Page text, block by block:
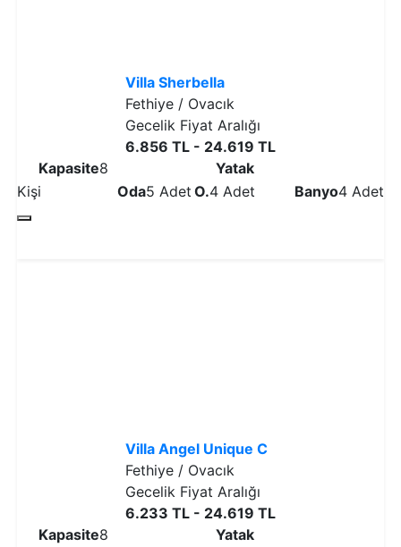
Villa Sherbella
Fethiye / Ovacık
Gecelik Fiyat Aralığı
6.856 TL - 24.619 TL
Kapasite8
Kişi
Oda5 Adet
Yatak
O.4 Adet Banyo4 Adet
Villa Angel Unique C
Fethiye / Ovacık
Gecelik Fiyat Aralığı
6.233 TL - 24.619 TL
Kapasite8
Yatak